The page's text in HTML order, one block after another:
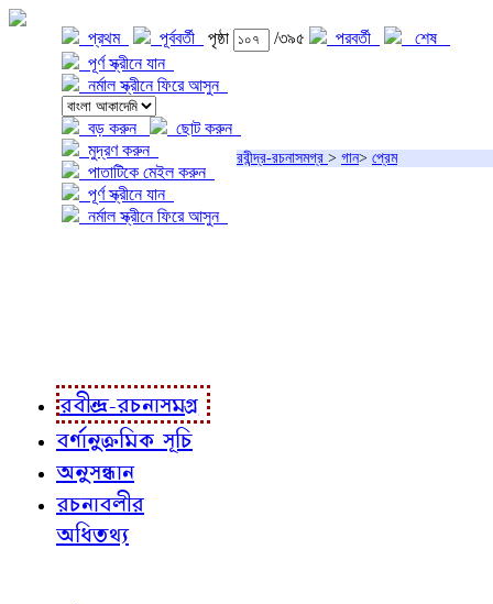
প্রথম পূর্ববর্তী পৃষ্ঠা /৩৯৫ পরবর্তী
শেষ
পূর্ণ স্ক্রীনে যান
নর্মাল স্ক্রীনে ফিরে আসুন
বড় করুন
ছোট করুন
মুদ্রণ করুন
পাতাটিকে মেইল করুন
পূর্ণ স্ক্রীনে যান
নর্মাল স্ক্রীনে ফিরে আসুন
রবীন্দ্র-রচনাসমগ্র > গান> প্রেম
রবীন্দ্র-রচনাসমগ্র
বর্ণানুক্রমিক সূচি
অনুসন্ধান
রচনাবলীর
অধিতথ্য